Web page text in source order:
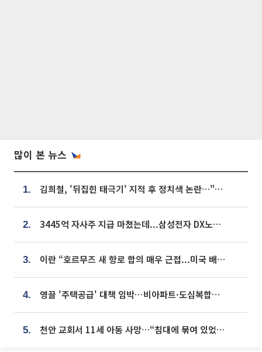
많이 본 뉴스
1. 김희철, '뒤집힌 태극기' 지적 후 정치색 논란…"좌우 떠나 우리나라 국기"
2. 3445억 자사주 지급 마쳤는데...삼성전자 DX노조, 뒤늦은 '떼쓰기 집회'
3. 이란 “호르무즈 새 항로 합의 매우 근접...미국 배상 먼저”
4. 영끌 '주택공급' 대책 임박⋯비아파트·도심복합까지 총동원
5. 천안 교회서 11세 아동 사망…“침대에 묶여 있었다” 진술 확보